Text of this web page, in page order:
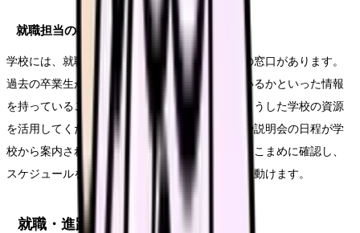
就職担当の教員・キャリア相談に相談する
学校には、就職を担当する教員やキャリア相談の窓口があります。
過去の卒業生がどの病院に就職し、どう感じているかといった情報
を持っていることもあります。一人で悩まず、こうした学校の資源
を活用してください。就職活動の時期は、出願や説明会の日程が学
校から案内されることが多いので、掲示や連絡をこまめに確認し、
スケジュールを早めに把握しておくと、焦らずに動けます。
就職・進路の考え方